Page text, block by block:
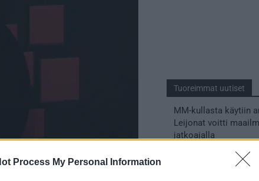
Process My Personal Information
nauttimaan ainutlaatuisesta
Tuoreimmat uutiset
MM-kullasta käytiin
Leijonat voitti
jatkoajalla
Tässä Leijonien